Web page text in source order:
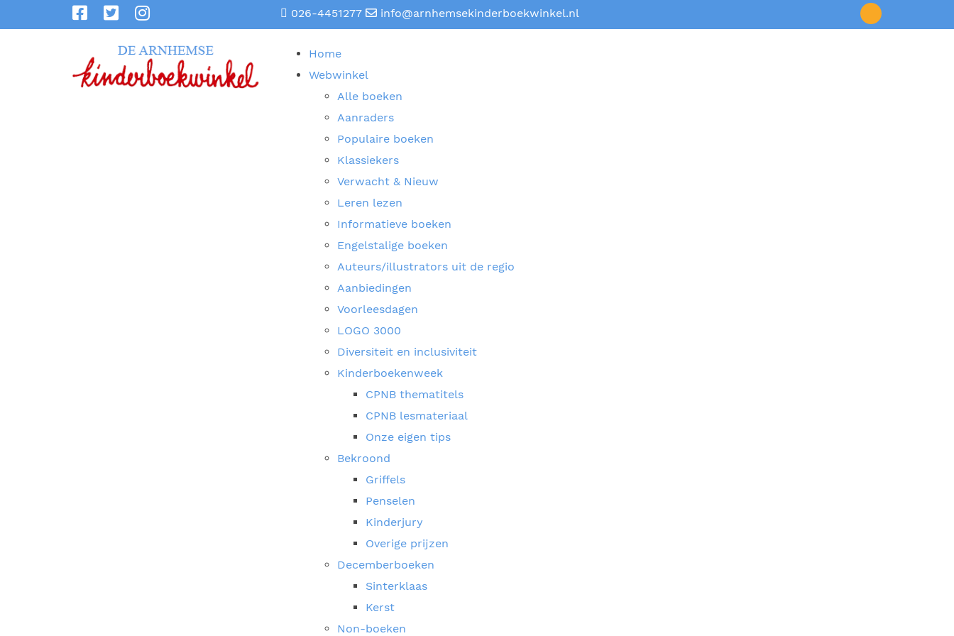
026-4451277 info@arnhemsekinderboekwinkel.nl
Home
Webwinkel
Alle boeken
Aanraders
Populaire boeken
Klassiekers
Verwacht & Nieuw
Leren lezen
Informatieve boeken
Engelstalige boeken
Auteurs/illustrators uit de regio
Aanbiedingen
Voorleesdagen
LOGO 3000
Diversiteit en inclusiviteit
Kinderboekenweek
CPNB thematitels
CPNB lesmateriaal
Onze eigen tips
Bekroond
Griffels
Penselen
Kinderjury
Overige prijzen
Decemberboeken
Sinterklaas
Kerst
Non-boeken